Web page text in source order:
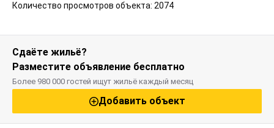
Количество просмотров объекта: 2074
Сдаёте жильё?
Разместите объявление бесплатно
Более 980 000 гостей ищут жильё каждый месяц
Добавить объект